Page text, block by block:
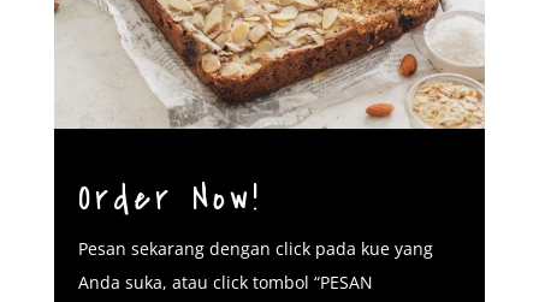
Order Now!
Pesan sekarang dengan click pada kue yang
Anda suka, atau click tombol “PESAN